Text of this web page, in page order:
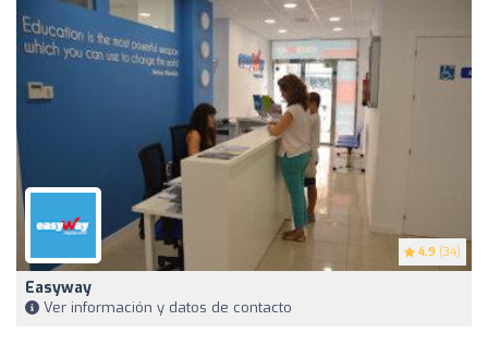
4.9 (34)
Easyway
Ver información y datos de contacto